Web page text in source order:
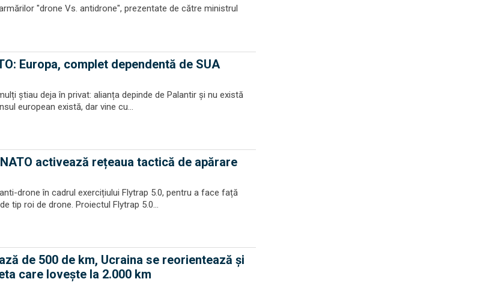
"drone Vs. antidrone", prezentate de către ministrul
Europa, complet dependentă de SUA
știau deja în privat: alianța depinde de Palantir și nu există
european există, dar vine cu...
activează rețeaua tactică de apărare
drone în cadrul exercițiului Flytrap 5.0, pentru a face față
tip roi de drone. Proiectul Flytrap 5.0...
de 500 de km, Ucraina se reorientează și
care lovește la 2.000 km